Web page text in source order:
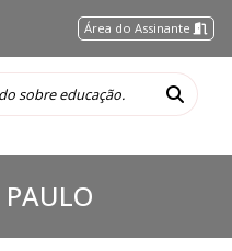
Área do Assinante
PAULO